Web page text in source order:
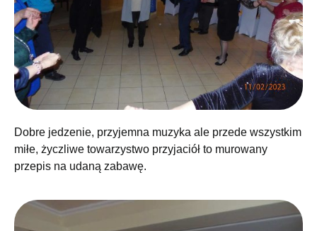
Dobre jedzenie, przyjemna muzyka ale przede wszystkim
miłe, życzliwe towarzystwo przyjaciół to murowany
przepis na udaną zabawę.